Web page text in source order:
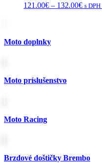
121.00€ – 132.00€Price
s DPH
Moto doplnky
Moto príslušenstvo
Moto Racing
Brzdové doštičky Brembo